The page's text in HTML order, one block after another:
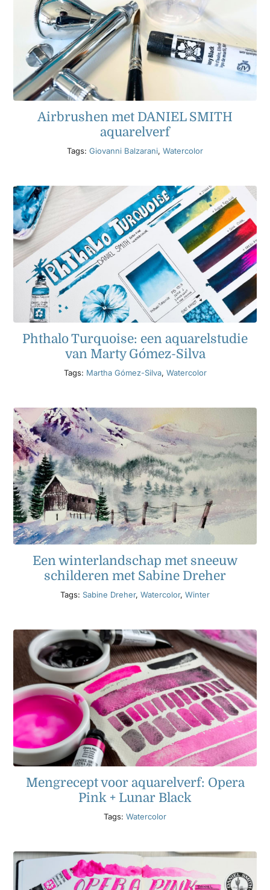
Airbrushen met DANIEL SMITH
aquarelverf
Tags: Giovanni Balzarani, Watercolor
Phthalo Turquoise: een aquarelstudie
van Marty Gómez-Silva
Tags: Martha Gómez-Silva, Watercolor
Een winterlandschap met sneeuw
schilderen met Sabine Dreher
Tags: Sabine Dreher, Watercolor, Winter
Mengrecept voor aquarelverf: Opera
Pink + Lunar Black
Tags: Watercolor